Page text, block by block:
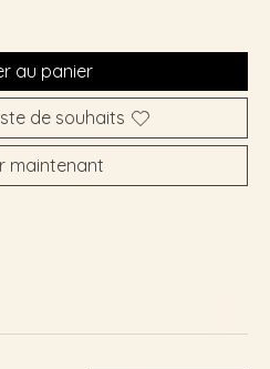
au panier
de souhaits
maintenant